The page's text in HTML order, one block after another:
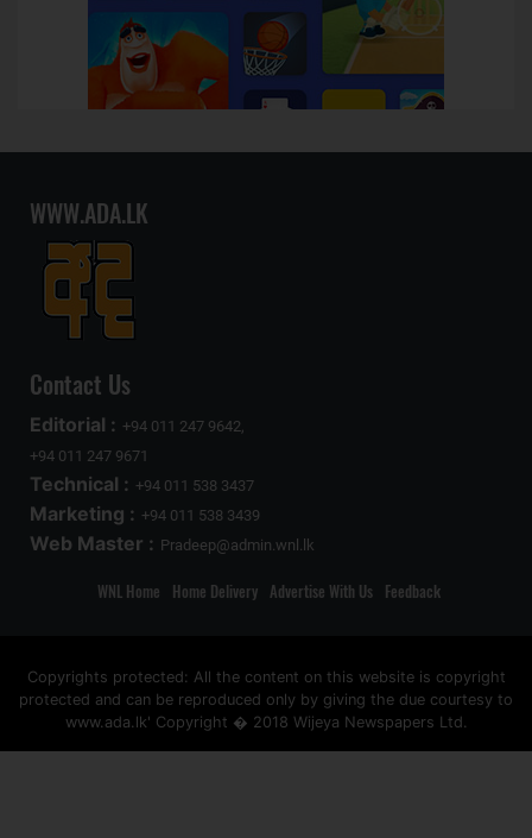
WWW.ADA.LK
Contact Us
Editorial : +94 011 247 9642,
+94 011 247 9671
Technical : +94 011 538 3437
Marketing : +94 011 538 3439
Web Master : Pradeep@admin.wnl.lk
WNL Home Home Delivery Advertise With Us Feedback
Copyrights protected: All the content on this website is copyright
protected and can be reproduced only by giving the due courtesy to
www.ada.lk' Copyright � 2018 Wijeya Newspapers Ltd.